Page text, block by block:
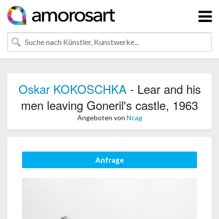
Oskar KOKOSCHKA- Lear and his
men leaving Goneril's castle, 1963
Angeboten von Ncag
Anfrage